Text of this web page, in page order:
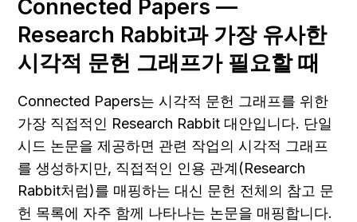
Connected Papers —
Research Rabbit과 가장 유사한
시각적 문헌 그래프가 필요할 때
Connected Papers는 시각적 문헌 그래프를 위한
가장 직접적인 Research Rabbit 대안입니다. 단일
시드 논문을 제공하면 관련 작업의 시각적 그래프
를 생성하지만, 직접적인 인용 관계(Research
Rabbit처럼)를 매핑하는 대신 문헌 전체의 참고 문
헌 목록에 자주 함께 나타나는 논문을 매핑합니다.